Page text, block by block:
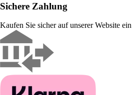
Sichere Zahlung
Kaufen Sie sicher auf unserer Website ein